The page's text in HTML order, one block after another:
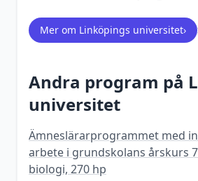
Mer om Linköpings universitet›
Andra program på
universitet
Ämneslärarprogrammet med
arbete i grundskolans årskurs
biologi, 270 hp